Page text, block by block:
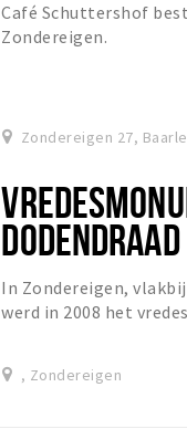
Café Schuttershof
Zondereigen.
Zondereigen 27,
DODENDRAAD
In Zondereigen,
werd in 2008 het
, Zondereigen